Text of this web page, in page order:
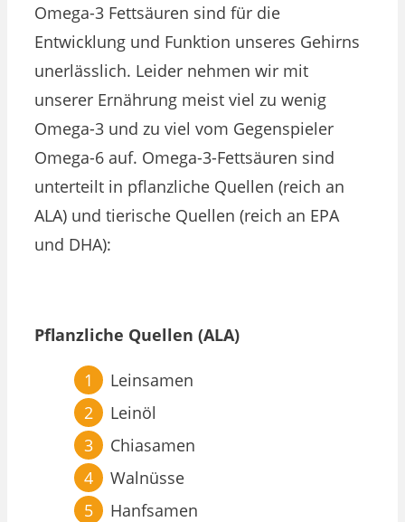
Omega-3 Fettsäuren sind für die
Entwicklung und Funktion unseres Gehirns
unerlässlich. Leider nehmen wir mit
unserer Ernährung meist viel zu wenig
Omega-3 und zu viel vom Gegenspieler
Omega-6 auf. Omega-3-Fettsäuren sind
unterteilt in pflanzliche Quellen (reich an
ALA) und tierische Quellen (reich an EPA
und DHA):
Pflanzliche Quellen (ALA)
Leinsamen
Leinöl
Chiasamen
Walnüsse
Hanfsamen